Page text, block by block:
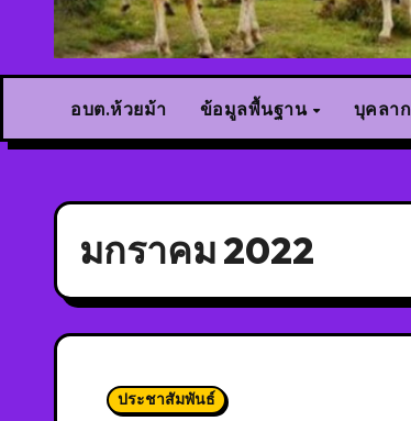
อบต.ห้วยม้า ข้อมูลพื้นฐาน บุคลา
มกราคม 2022
ประชาสัมพันธ์